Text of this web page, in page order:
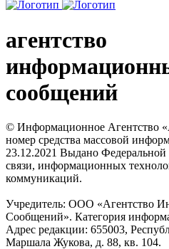
агентство
сообщений
© Информационное Агентство
номер средства массовой
23.12.2021 Выдано
связи, информационных
коммуникаций.
Учредитель: ООО «Агентство
Сообщений». Категория
Адрес редакции: 655003,
Маршала Жукова, д. 88, кв. 104.